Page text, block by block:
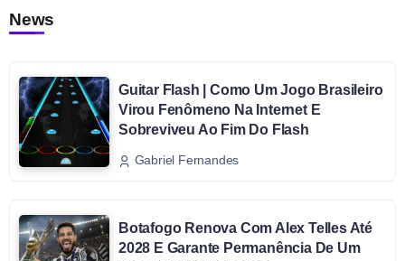
News
Guitar Flash | Como Um Jogo Brasileiro
Virou Fenômeno Na Internet E
Sobreviveu Ao Fim Do Flash
Gabriel Fernandes
Botafogo Renova Com Alex Telles Até
2028 E Garante Permanência De Um